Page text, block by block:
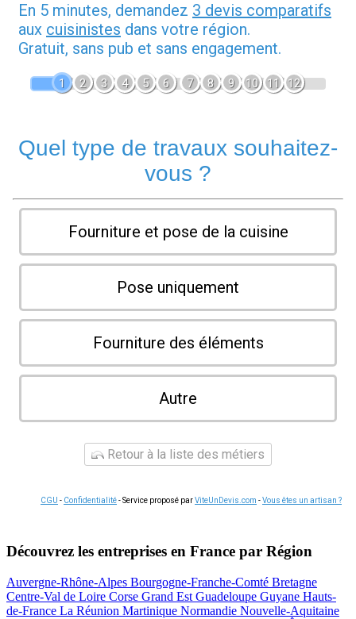
En 5 minutes, demandez 3 devis comparatifs
aux cuisinistes dans votre région.
Gratuit, sans pub et sans engagement.
1 2 3 4 5 6 7 8 9 10 11 12
Quel type de travaux souhaitez-
vous ?
Fourniture et pose de la cuisine
Pose uniquement
Fourniture des éléments
Autre
Retour à la liste des métiers
CGU - Confidentialité- Service proposé parViteUnDevis.com -Vous êtes un artisan ?
Découvrez les entreprises en France par Région
Auvergne-Rhône-Alpes Bourgogne-Franche-Comté Bretagne
Centre-Val de Loire Corse Grand Est Guadeloupe Guyane Hauts-
de-France La Réunion Martinique Normandie Nouvelle-Aquitaine